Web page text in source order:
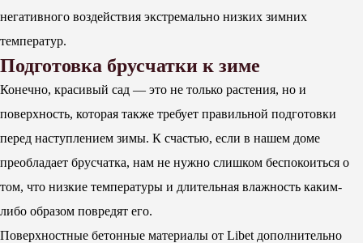
негативного воздействия экстремально низких зимних
температур.
Подготовка брусчатки к зиме
Конечно, красивый сад — это не только растения, но и
поверхность, которая также требует правильной подготовки
перед наступлением зимы. К счастью, если в нашем доме
преобладает брусчатка, нам не нужно слишком беспокоиться о
том, что низкие температуры и длительная влажность каким-
либо образом повредят его.
Поверхностные бетонные материалы от Libet дополнительно